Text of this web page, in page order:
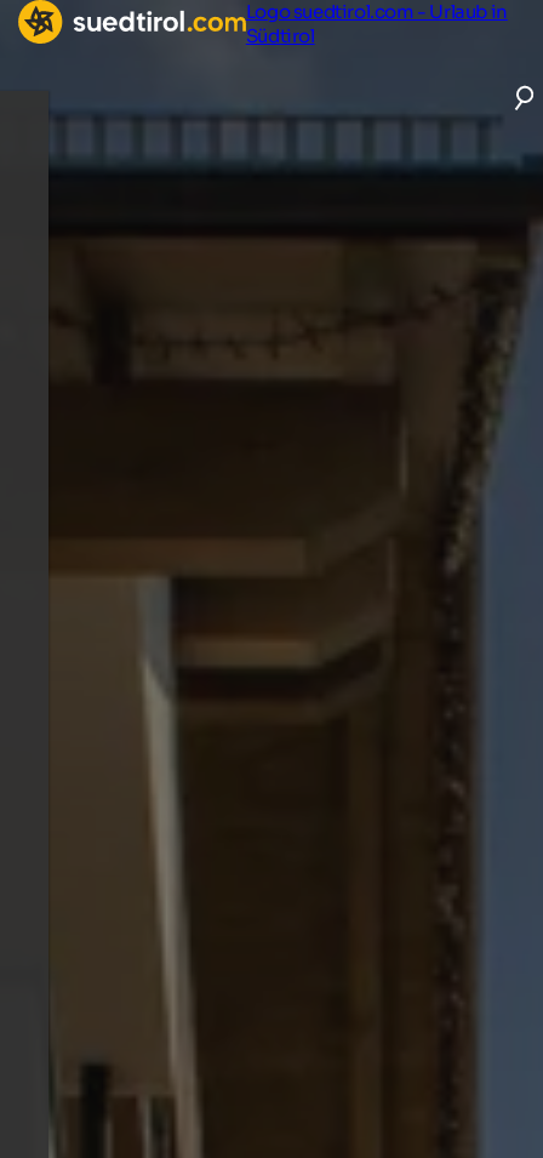
Logo suedtirol.com - Urlaub in
Südtirol